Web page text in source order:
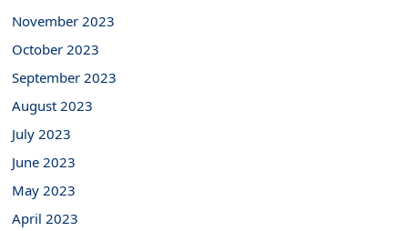
November 2023
October 2023
September 2023
August 2023
July 2023
June 2023
May 2023
April 2023